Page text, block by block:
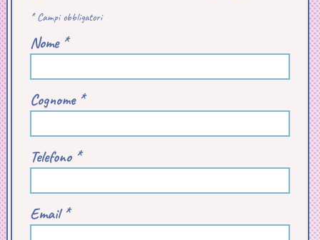
* Campi obbligatori
Nome *
Cognome *
Telefono *
Email *